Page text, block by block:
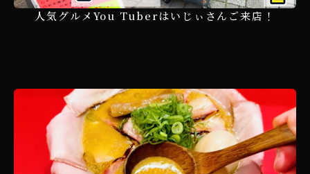
人気グルメYou Tuberはいじぃさんご来店！